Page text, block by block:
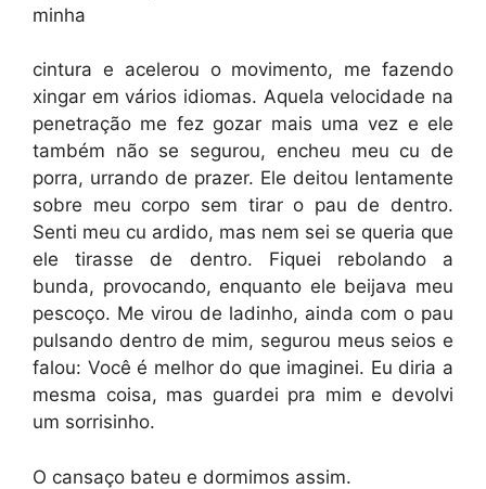
minha
cintura e acelerou o movimento, me fazendo
xingar em vários idiomas. Aquela velocidade na
penetração me fez gozar mais uma vez e ele
também não se segurou, encheu meu cu de
porra, urrando de prazer. Ele deitou lentamente
sobre meu corpo sem tirar o pau de dentro.
Senti meu cu ardido, mas nem sei se queria que
ele tirasse de dentro. Fiquei rebolando a
bunda, provocando, enquanto ele beijava meu
pescoço. Me virou de ladinho, ainda com o pau
pulsando dentro de mim, segurou meus seios e
falou: Você é melhor do que imaginei. Eu diria a
mesma coisa, mas guardei pra mim e devolvi
um sorrisinho.
O cansaço bateu e dormimos assim.